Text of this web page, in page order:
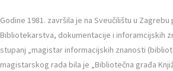
Godine 1981. završila je na Sveučilištu u
Bibliotekarstva, dokumentacije i inforamcijskih
stupanj „magistar informacijskih znanosti
magistarskog rada bila je „Bibliotečna građa